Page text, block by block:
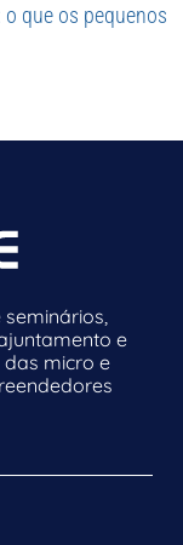
que os pequenos
e
micro e